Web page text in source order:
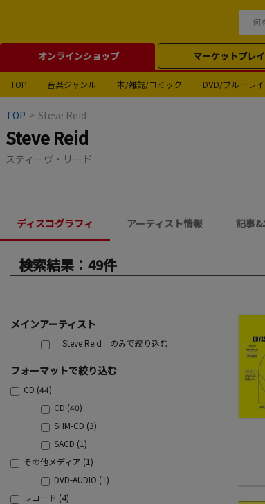
オンラインショップ マーケットプレ
TOP 音楽ジャンル 本/雑誌/コミック DVD/ブルーレイ
TOP > Steve Reid
Steve Reid
スティーヴ・リード
ディスコグラフィ アーティスト情報 記事&
検索結果：49件
メインアーティスト
「Steve Reid」のみで絞り込む
フォーマットで絞り込む
CD (44)
CD (40)
SHM-CD (3)
SACD (1)
その他メディア (1)
DVD-AUDIO (1)
レコード (4)